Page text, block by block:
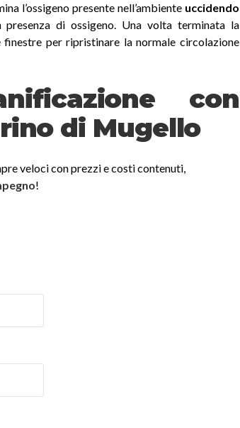
l’ossigeno presente nell’ambiente uccidendo
di ossigeno. Una volta terminata la
per ripristinare la normale circolazione
con
di Mugello
veloci con prezzi e costi contenuti,
!